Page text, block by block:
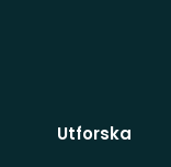
Utforska